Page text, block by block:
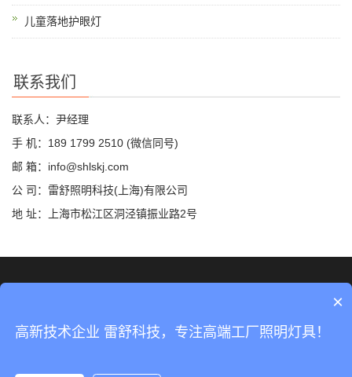
儿童落地护眼灯
联系我们
联系人：尹经理
手 机：189 1799 2510 (微信同号)
邮 箱：info@shlskj.com
公 司：雷舒照明科技(上海)有限公司
地 址：上海市松江区洞泾镇振业路2号
×
高新技术企业 雷舒科技，专注高端工厂照明灯具！